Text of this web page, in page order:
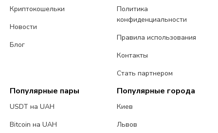
Криптокошельки
Новости
Блог
Политика
конфиденциальности
Правила использования
Контакты
Стать партнером
Популярные пары
USDT на UAH
Bitcoin на UAH
Популярные города
Киев
Львов